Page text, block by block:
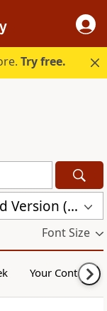
Try free.
Vietnamese Bible: Easy-to-Read Version (BPT)
Font Size
Your Content